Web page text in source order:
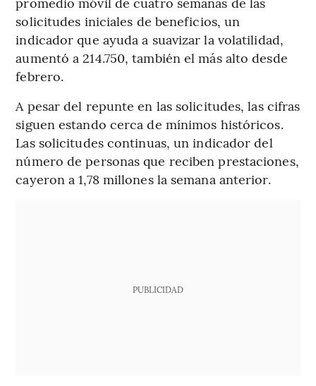
solicitudes iniciales de beneficios, un
indicador que ayuda a suavizar la volatilidad,
aumentó a 214.750, también el más alto desde
febrero.
A pesar del repunte en las solicitudes, las cifras
siguen estando cerca de mínimos históricos.
Las solicitudes continuas, un indicador del
número de personas que reciben prestaciones,
cayeron a 1,78 millones la semana anterior.
PUBLICIDAD